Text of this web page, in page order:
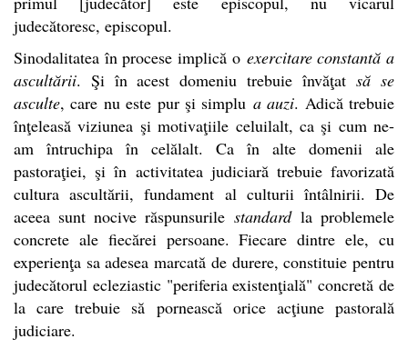
judecătoresc, episcopul.
Sinodalitatea în procese implică o exercitare constantă a
ascultării. Şi în acest domeniu trebuie învăţatsă se
asculte, care nu este pur şi simplu a auzi. Adică trebuie
înţeleasă viziunea şi motivaţiile celuilalt, ca şi cum ne-
am întruchipa în celălalt. Ca în alte domenii ale
pastoraţiei, şi în activitatea judiciară trebuie favorizată
cultura ascultării, fundament al culturii întâlnirii. De
aceea sunt nocive răspunsurile standardla problemele
concrete ale fiecărei persoane. Fiecare dintre ele, cu
experienţa sa adesea marcată de durere, constituie pentru
judecătorul ecleziastic "periferia existenţială" concretă de
la care trebuie să pornească orice acţiune pastorală
judiciare.